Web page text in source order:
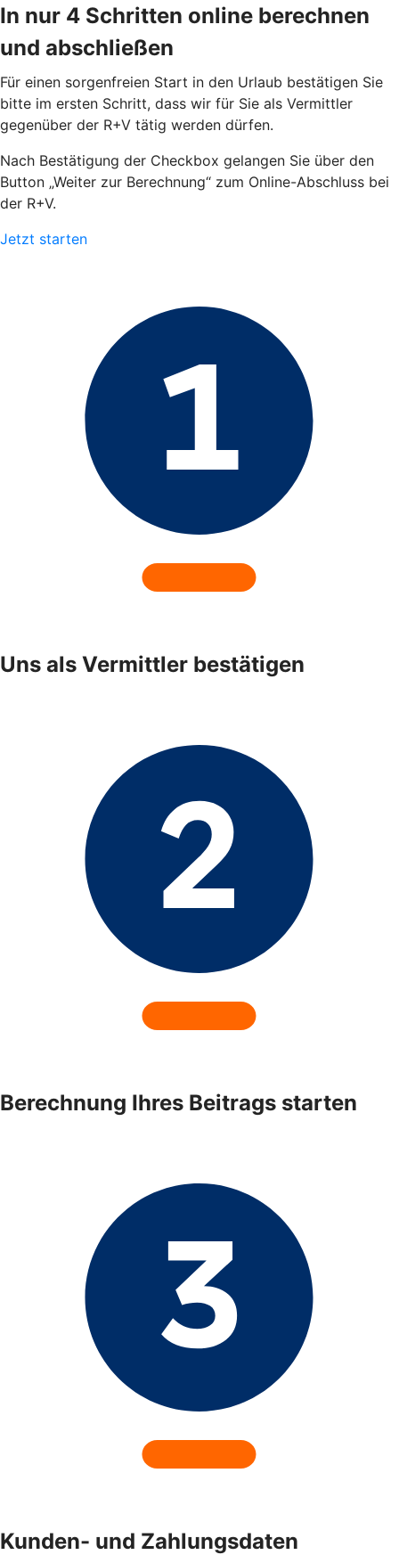
In nur 4 Schritten online berechnen
und abschließen
Für einen sorgenfreien Start in den Urlaub bestätigen Sie
bitte im ersten Schritt, dass wir für Sie als Vermittler
gegenüber der R+V tätig werden dürfen.
Nach Bestätigung der Checkbox gelangen Sie über den
Button „Weiter zur Berechnung“ zum Online-Abschluss bei
der R+V.
Jetzt starten
Uns als Vermittler bestätigen
Berechnung Ihres Beitrags starten
Kunden- und Zahlungsdaten